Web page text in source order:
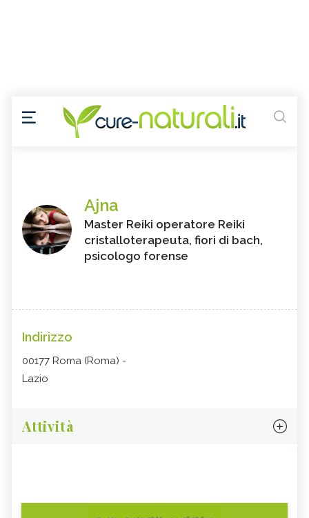
Ajna
Master Reiki operatore Reiki
cristalloterapeuta, fiori di bach,
psicologo forense
Indirizzo
00177 Roma (Roma) -
Lazio
Attività